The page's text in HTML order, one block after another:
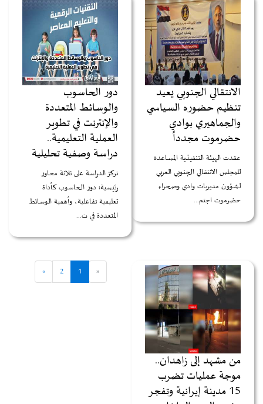
الانتقالي الجنوبي يعيد
تنظيم حضوره السياسي
والجماهيري بوادي
حضرموت مجدداً
عقدت الهيئة التنفيذية المساعدة
للمجلس الانتقالي الجنوبي العربي
لشؤون مديريات وادي وصحراء
حضرموت اجتم...
دور الحاسوب
والوسائط المتعددة
والإنترنت في تطوير
العملية التعليمية..
دراسة وصفية تحليلية
تركز الدراسة على ثلاثة محاور
رئيسية: دور الحاسوب كأداة
تعليمية تفاعلية، وأهمية الوسائط
المتعددة في ت...
من مشهد إلى زاهدان..
موجة عمليات تضرب
15 مدينة إيرانية وتفجر
«
1
2
»